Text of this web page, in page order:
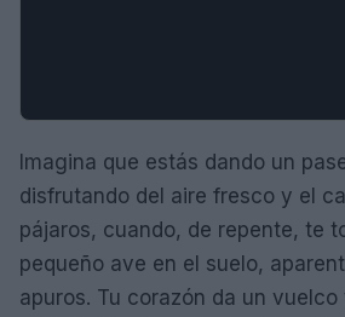
Imagina que estás dando un
disfrutando del aire fresco y el
pájaros, cuando, de repente, te
pequeño ave en el suelo,
apuros. Tu corazón da un